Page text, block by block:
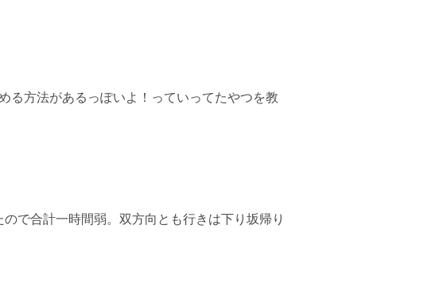
方法があるっぽいよ！っていってたやつを教
で合計一時間弱。双方向とも行きは下り坂帰り